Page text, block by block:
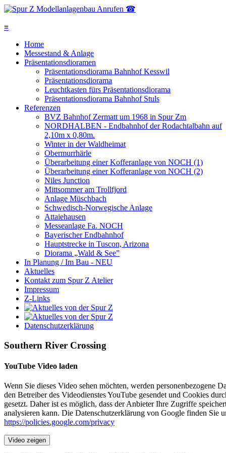
Anrufen ☎
≡
Home
Messestand & Anlage
Präsentationsdioramen
Präsentationsdiorama Bahnhof Kesswil
Präsentationsdiorama
Leuchtkasten fürs Präsentationsdiorama
Präsentationsdiorama Bahnhof Stuls
Referenzen
BVZ Bahnhof Zermatt um 1968 in Spur Zm
NORDHALBEN - Endbahnhof der Rodachtalbahn auf
2,10m x 0,80m.
Winter in der Waldheimat
Obermurrhärle
Überarbeitung einer Kofferanlage von NOCH (1)
Überarbeitung einer Kofferanlage von NOCH (2)
Niles Junction
Mittsommer am Trollfjord
Anlage Müschbach
Schwedisch-Norwegische Anlage
Attaiehausen
Messeanlage Fa. NOCH
Bayerischer Endbahnhof
Hauptstrecke in Tuscon, Arizona
Diorama „Wald & See”
In Planung / Im Bau - NEU
Aktuelles
Kontakt zum Spur Z Atelier
Impressum
Z-Links
Datenschutzerklärung
Southern River Crossing
YouTube Video laden
Wenn Sie dieses Video sehen möchten, werden personenbezogene
den Betreiber des Videodienstes YouTube gesendet und Cookies
gesetzt. Daher ist es möglich, dass der Anbieter Ihre Zugriffe
analysieren kann. Die Datenschutzerklärung von Google finden Sie
https://policies.google.com/privacy
Video zeigen